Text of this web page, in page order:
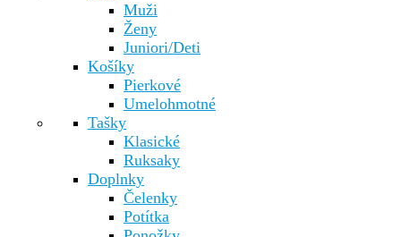
Muži
Ženy
Juniori/Deti
Košíky
Pierkové
Umelohmotné
Tašky
Klasické
Ruksaky
Doplnky
Čelenky
Potítka